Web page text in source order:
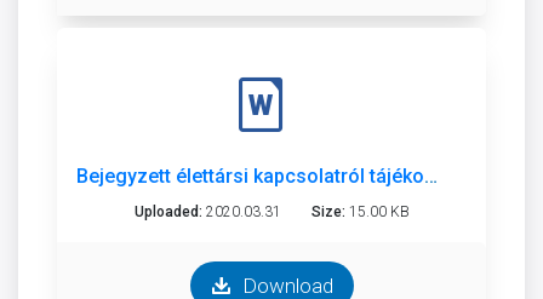
Bejegyzett élettársi kapcsolatról tájékoztató
Uploaded: 2020.03.31 Size: 15.00 KB
Download